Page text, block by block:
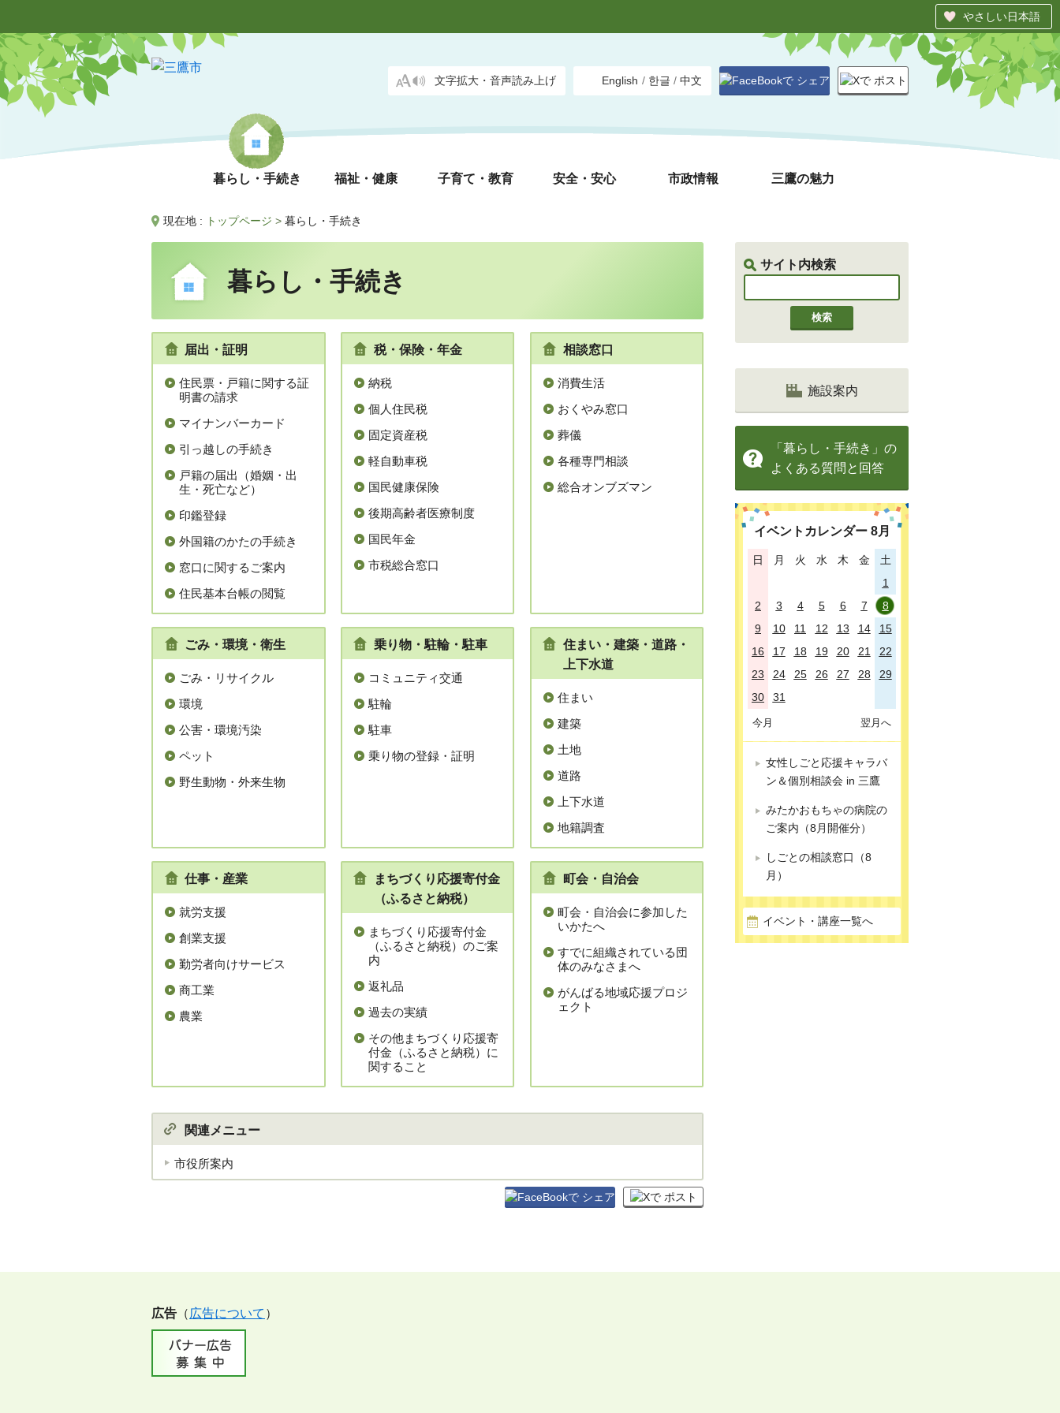
やさしい日本語
文字拡大・音声読み上げ English / 한글 / 中文
暮らし・手続き 福祉・健康 子育て・教育 安全・安心 市政情報 三鷹の魅力
シェア ポスト
現在地 : トップページ > 暮らし・手続き
サイト内検索
暮らし・手続き
届出・証明
住民票・戸籍に関する証
明書の請求
マイナンバーカード
引っ越しの手続き
戸籍の届出（婚姻・出
生・死亡など）
印鑑登録
外国籍のかたの手続き
窓口に関するご案内
住民基本台帳の閲覧
税・保険・年金
納税
個人住民税
固定資産税
軽自動車税
国民健康保険
後期高齢者医療制度
国民年金
市税総合窓口
相談窓口
消費生活
おくやみ窓口
葬儀
各種専門相談
総合オンブズマン
ごみ・環境・衛生
ごみ・リサイクル
環境
公害・環境汚染
ペット
野生動物・外来生物
乗り物・駐輪・駐車
コミュニティ交通
駐輪
駐車
乗り物の登録・証明
住まい・建築・道路・
上下水道
住まい
建築
土地
道路
上下水道
地籍調査
仕事・産業
就労支援
創業支援
勤労者向けサービス
商工業
農業
まちづくり応援寄付金
（ふるさと納税）
まちづくり応援寄付金
（ふるさと納税）のご案
内
返礼品
過去の実績
その他まちづくり応援寄
付金（ふるさと納税）に
関すること
町会・自治会
町会・自治会に参加した
いかたへ
すでに組織されている団
体のみなさまへ
がんばる地域応援プロジ
ェクト
関連メニュー
市役所案内
シェア ポスト
施設案内
「暮らし・手続き」の
よくある質問と回答
イベントカレンダー 8月
日 月 火 水 木 金
土
1
2
3 4 5 6 7
8
9
10 11 12 13 14
15
16
17 18 19 20 21
22
23
24 25 26 27 28
29
30
31
今月 翌月へ
女性しごと応援キャラバ
ン＆個別相談会 in 三鷹
みたかおもちゃの病院の
ご案内（8月開催分）
しごとの相談窓口（8
月）
イベント・講座一覧へ
広告 （ 広告について ）